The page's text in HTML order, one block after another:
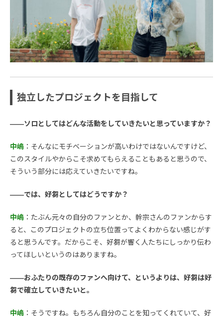
独立したプロジェクトを目指して
――ソロとしてはどんな活動をしていきたいと思っていますか？
中嶋 ：そんなにモチベーションが高いわけではないんですけど、
このスタイルやからこそ求めてもらえることもあると思うので、
そういう部分には応えていきたいですね。
――では、好芻としてはどうですか？
中嶋 ：たぶん元々の自分のファンとか、幹宗さんのファンからす
ると、このプロジェクトの立ち位置ってよくわからない感じがす
ると思うんです。だからこそ、好芻が響く人たちにしっかり伝わ
ってほしいというのはありますね。
――おふたりの既存のファンへ向けて、というよりは、好芻は好
芻で確立していきたいと。
中嶋 ：そうですね。もちろん自分のことを知ってくれていて、好